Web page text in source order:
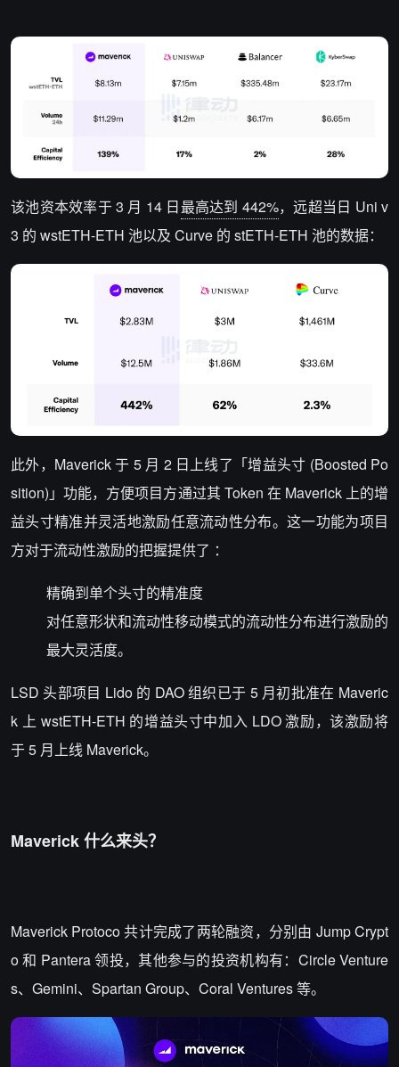
该池资本效率于 3 月 14 日最高达到 442%，远超当日 Uni v
3 的 wstETH-ETH 池以及 Curve 的 stETH-ETH 池的数据：
此外，Maverick 于 5 月 2 日上线了「增益头寸 (Boosted Po
sition)」功能，方便项目方通过其 Token 在 Maverick 上的增
益头寸精准并灵活地激励任意流动性分布。这一功能为项目
方对于流动性激励的把握提供了 ：
精确到单个头寸的精准度
对任意形状和流动性移动模式的流动性分布进行激励的
最大灵活度。
LSD 头部项目 Lido 的 DAO 组织已于 5 月初批准在 Maveric
k 上 wstETH-ETH 的增益头寸中加入 LDO 激励，该激励将
于 5 月上线 Maverick。
Maverick 什么来头？
Maverick Protoco 共计完成了两轮融资，分别由 Jump Crypt
o 和 Pantera 领投，其他参与的投资机构有：Circle Venture
s、Gemini、Spartan Group、Coral Ventures 等。